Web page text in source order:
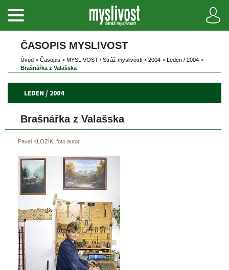
ČASOPIS MYSLIVOST
Úvod > Časopi > MYSLIVOST / Stráž myslivosti > 2004 > Leden / 2004 >
Brašnářka z Valašska
LEDEN / 2004
Brašnářka z Valašska
Pavel KLOZÍK, foto autor